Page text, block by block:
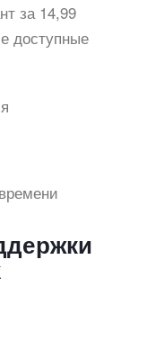
за 14,99
доступные